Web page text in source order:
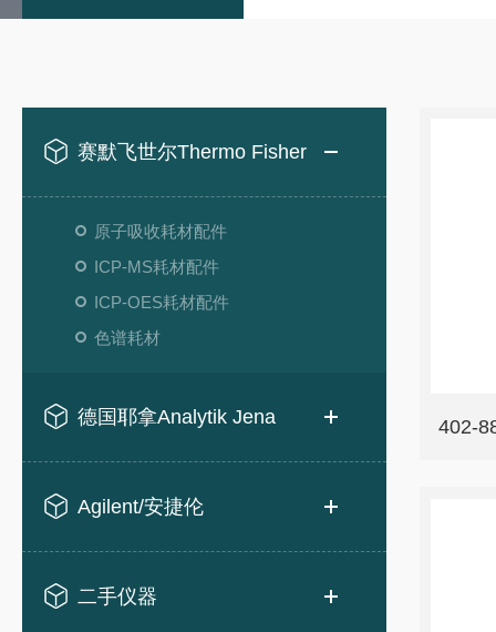
赛默飞世尔Thermo Fisher
原子吸收耗材配件
ICP-MS耗材配件
ICP-OES耗材配件
色谱耗材
德国耶拿Analytik Jena
Agilent/安捷伦
二手仪器
402-